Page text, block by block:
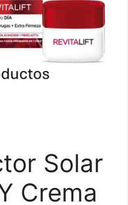
Solar
Crema